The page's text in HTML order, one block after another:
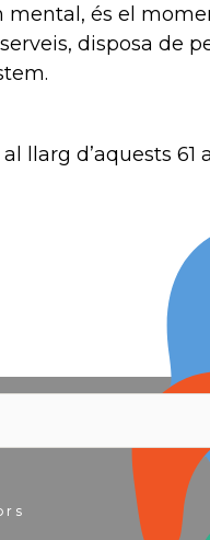
mental, és el
disposa de
llarg d’aquests 61